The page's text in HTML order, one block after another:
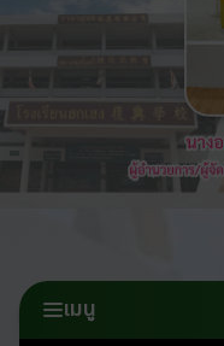
เมนู